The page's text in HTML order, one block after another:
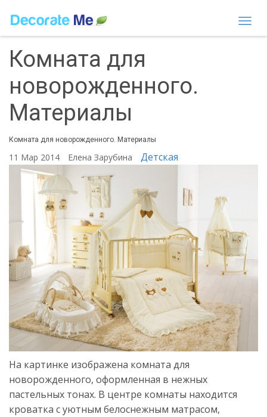
Комната для
новорожденного.
Материалы
Комната для новорожденного. Материалы
11 Мар 2014 Елена Зарубина Детская
На картинке изображена комната для
новорожденного, оформленная в нежных
пастельных тонах. В центре комнаты находится
кроватка с уютным белоснежным матрасом,